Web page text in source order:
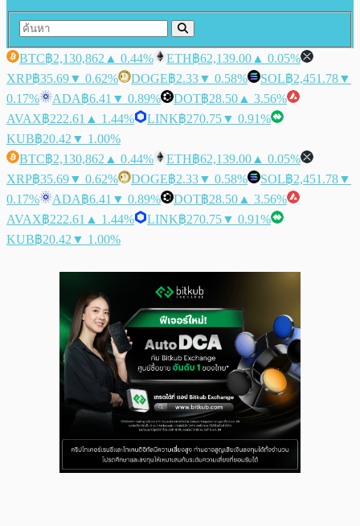
BTC฿2,130,862 ▲ 0.44% ETH฿62,139.00 ▲ 0.05%
XRP฿35.69▼ 0.62% DOGE฿2.33▼ 0.58% SOL฿2,451.78▼
0.17%
ADA฿6.41 ▼ 0.89% DOT฿28.50 ▲ 3.56%
AVAX฿222.61 ▲ 1.44% LINK฿270.75▼ 0.91%
KUB฿20.42 ▼ 1.00%
BTC฿2,130,862 ▲ 0.44% ETH฿62,139.00 ▲ 0.05%
XRP฿35.69▼ 0.62% DOGE฿2.33▼ 0.58% SOL฿2,451.78▼
0.17%
ADA฿6.41 ▼ 0.89% DOT฿28.50 ▲ 3.56%
AVAX฿222.61 ▲ 1.44% LINK฿270.75▼ 0.91%
KUB฿20.42 ▼ 1.00%